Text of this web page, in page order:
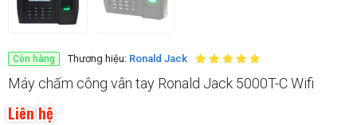
Còn hàng Thương hiệu: Ronald Jack
Máy chấm công vân tay Ronald Jack 5000T-C Wifi
Liên hệ